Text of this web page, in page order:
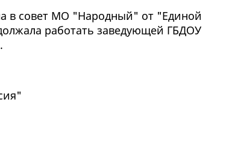
в совет МО "Народный" от "Единой
работать заведующей ГБДОУ